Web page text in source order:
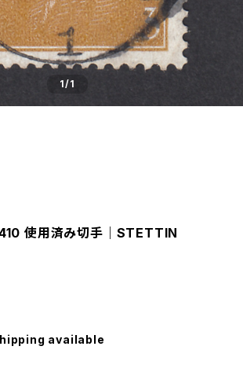
1/1
使用済み切手｜STETTIN
available